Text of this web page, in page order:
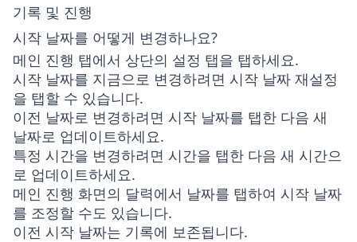
기록 및 진행
시작 날짜를 어떻게 변경하나요?
메인 진행 탭에서 상단의 설정 탭을 탭하세요.
시작 날짜를 지금으로 변경하려면 시작 날짜 재설정
을 탭할 수 있습니다.
이전 날짜로 변경하려면 시작 날짜를 탭한 다음 새
날짜로 업데이트하세요.
특정 시간을 변경하려면 시간을 탭한 다음 새 시간으
로 업데이트하세요.
메인 진행 화면의 달력에서 날짜를 탭하여 시작 날짜
를 조정할 수도 있습니다.
이전 시작 날짜는 기록에 보존됩니다.